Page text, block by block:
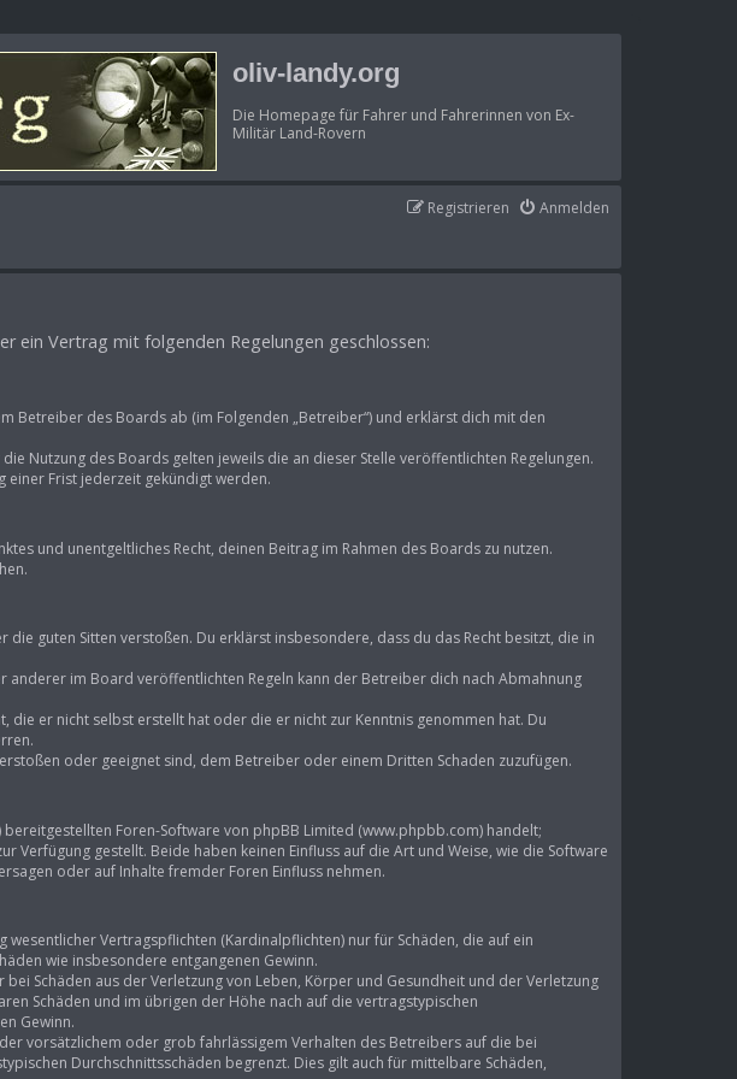
oliv-landy.org
Die Homepage für Fahrer und Fahrerinnen von Ex-
Militär Land-Rovern
Anmelden
Registrieren
ein Vertrag mit folgenden Regelungen geschlossen:
Betreiber des Boards ab (im Folgenden „Betreiber“) und erklärst dich mit den
Nutzung des Boards gelten jeweils die an dieser Stelle veröffentlichten Regelungen.
einer Frist jederzeit gekündigt werden.
und unentgeltliches Recht, deinen Beitrag im Rahmen des Boards zu nutzen.
guten Sitten verstoßen. Du erklärst insbesondere, dass du das Recht besitzt, die in
im Board veröffentlichten Regeln kann der Betreiber dich nach Abmahnung
er nicht selbst erstellt hat oder die er nicht zur Kenntnis genommen hat. Du
oder geeignet sind, dem Betreiber oder einem Dritten Schaden zuzufügen.
bereitgestellten Foren-Software von phpBB Limited (www.phpbb.com) handelt;
gestellt. Beide haben keinen Einfluss auf die Art und Weise, wie die Software
oder auf Inhalte fremder Foren Einfluss nehmen.
Vertragspflichten (Kardinalpflichten) nur für Schäden, die auf ein
wie insbesondere entgangenen Gewinn.
Schäden aus der Verletzung von Leben, Körper und Gesundheit und der Verletzung
Schäden und im übrigen der Höhe nach auf die vertragstypischen
Gewinn.
vorsätzlichem oder grob fahrlässigem Verhalten des Betreibers auf die bei
Durchschnittsschäden begrenzt. Dies gilt auch für mittelbare Schäden,